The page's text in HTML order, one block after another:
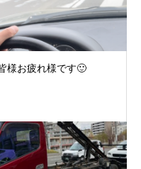
様お疲れ様です🙂